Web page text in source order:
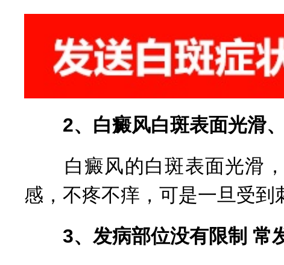
2、白癜风白斑表面光滑
白癜风的白斑表面光滑，
感，不疼不痒，可是一旦受到
3、发病部位没有限制 常